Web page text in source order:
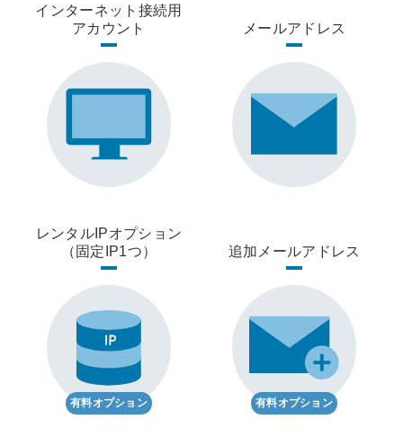
インターネット接続用
アカウント
メールアドレス
レンタルIPオプション
（固定IP1つ）
有料オプション
追加メールアドレス
有料オプション